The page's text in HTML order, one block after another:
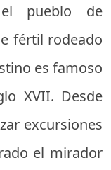
pueblo de
fértil rodeado
es famoso
XVII. Desde
excursiones
el mirador